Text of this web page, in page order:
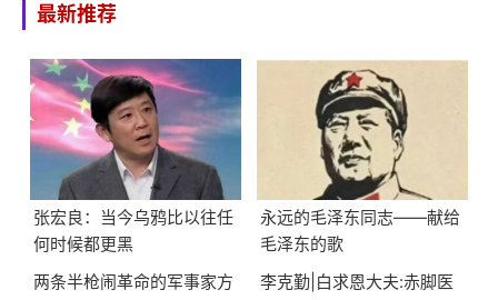
最新推荐
张宏良：当今乌鸦比以往任
何时候都更黑
永远的毛泽东同志——献给
毛泽东的歌
两条半枪闹革命的军事家方
李克勤|白求恩大夫:赤脚医